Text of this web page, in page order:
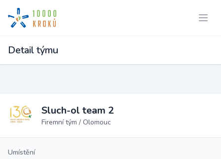
Detail týmu
Sluch-ol team 2
Firemní tým / Olomouc
Umístění